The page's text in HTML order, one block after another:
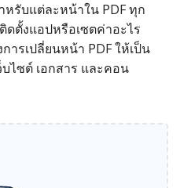
หรับแต่ละหน้าใน PDF ทุก
ตั้งแอปหรือเซตค่าอะไร
ารเปลี่ยนหน้า PDF ให้เป็น
ไซต์ เอกสาร และคอน